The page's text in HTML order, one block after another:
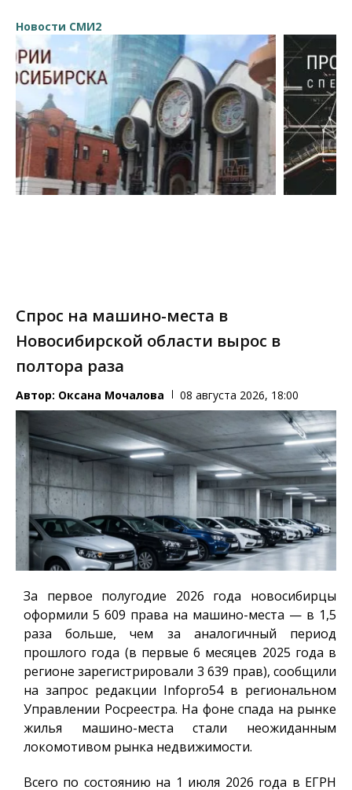
Новости СМИ2
Спрос на машино-места в
Новосибирской области вырос в
полтора раза
Автор: Оксана Мочалова 08 августа 2026, 18:00
За первое полугодие 2026 года новосибирцы
оформили 5 609 права на машино-места — в 1,5
раза больше, чем за аналогичный период
прошлого года (в первые 6 месяцев 2025 года в
регионе зарегистрировали 3 639 прав), сообщили
на запрос редакции Infopro54в региональном
Управлении Росреестра. На фоне спада на рынке
жилья машино-места стали неожиданным
локомотивом рынка недвижимости.
Всего по состоянию на 1 июля 2026 года в ЕГРН